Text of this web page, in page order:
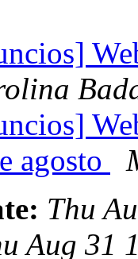
agosto
Thu
Aug 31